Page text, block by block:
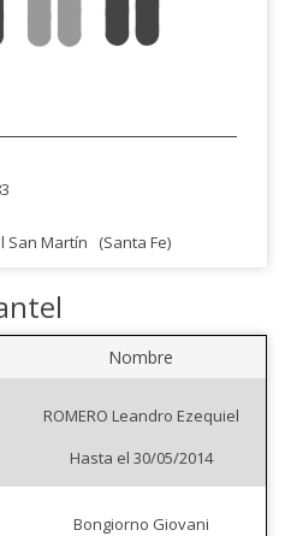
San Martín (Santa Fe)
Nombre
ROMERO Leandro Ezequiel
Hasta el 30/05/2014
Bongiorno Giovani